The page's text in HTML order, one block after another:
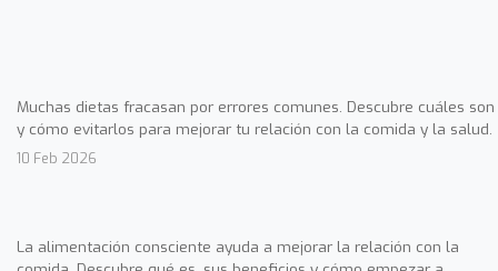
Muchas dietas fracasan por errores comunes. Descubre cuáles son
y cómo evitarlos para mejorar tu relación con la comida y la salud.
10 Feb 2026
La alimentación consciente ayuda a mejorar la relación con la